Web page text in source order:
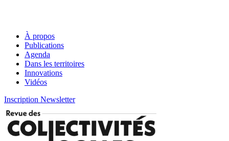
À propos
Publications
Agenda
Dans les territoires
Innovations
Vidéos
Inscription Newsletter